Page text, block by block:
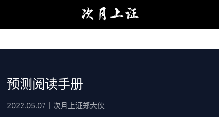
预测阅读手册
2022.05.07｜次月上证郑大侠